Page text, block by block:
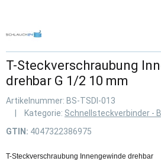
T-Steckverschraubung
drehbar G 1/2 10 mm
Artikelnummer: BS-TSDI-013
Kategorie: Schnellsteckverbinder -
GTIN: 4047322386975
T-Steckverschraubung Innengewinde drehbar